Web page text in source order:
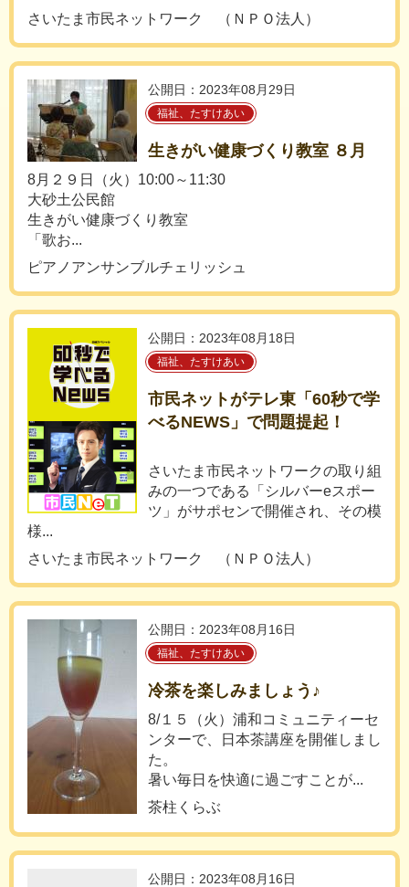
さいたま市民ネットワーク （ＮＰＯ法人）
公開日：2023年08月29日
福祉、たすけあい
生きがい健康づくり教室 ８月
8月２９日（火）10:00～11:30
大砂土公民館
生きがい健康づくり教室
「歌お...
ピアノアンサンブルチェリッシュ
公開日：2023年08月18日
福祉、たすけあい
市民ネットがテレ東「60秒で学
べるNEWS」で問題提起！
さいたま市民ネットワークの取り組
みの一つである「シルバーeスポー
ツ」がサポセンで開催され、その模
様...
さいたま市民ネットワーク （ＮＰＯ法人）
公開日：2023年08月16日
福祉、たすけあい
冷茶を楽しみましょう♪
8/１５（火）浦和コミュニティーセ
ンターで、日本茶講座を開催しまし
た。
暑い毎日を快適に過ごすことが...
茶柱くらぶ
公開日：2023年08月16日